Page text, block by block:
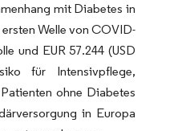
mit Diabetes in
Welle von COVID-
und EUR 57.244 (USD
für Intensivpflege,
ohne Diabetes
in Europa